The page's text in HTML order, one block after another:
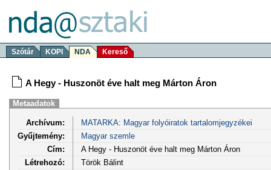
Szótár KOPI NDA Kereső
A Hegy - Huszonöt éve halt meg Márton Áron
Metaadatok
Archívum:
MATARKA: Magyar folyóiratok tartalomjegyzékei
Gyűjtemény:
Magyar szemle
Cím:
A Hegy - Huszonöt éve halt meg Márton Áron
Létrehozó:
Török Bálint